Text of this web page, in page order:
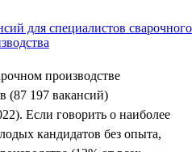
производстве
(87 197 вакансий)
Если говорить о наиболее
кандидатов без опыта,